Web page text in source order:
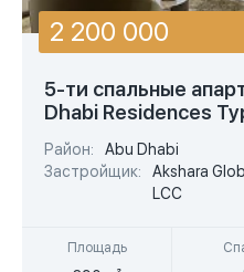
5-ти спальные
Dhabi Residences
Район:
Abu Dhabi
Застройщик:
Akshara
LCC
Площадь
2 200 000